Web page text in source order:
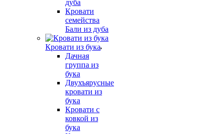
дуба
Кровати
семейства
Бали из дуба
Кровати из бука
Дачная
группа из
бука
Двухъярусные
кровати из
бука
Кровати с
ковкой из
бука